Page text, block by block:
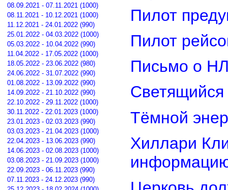
08.09.2021 - 07.11.2021 (1000)
08.11.2021 - 10.12.2021 (1000)
11.12.2021 - 24.01.2022 (990)
25.01.2022 - 04.03.2022 (1000)
05.03.2022 - 10.04.2022 (990)
11.04.2022 - 17.05.2022 (1000)
18.05.2022 - 23.06.2022 (980)
24.06.2022 - 31.07.2022 (990)
01.08.2022 - 13.09.2022 (990)
14.09.2022 - 21.10.2022 (990)
22.10.2022 - 29.11.2022 (1000)
30.11.2022 - 22.01.2023 (1000)
23.01.2023 - 02.03.2023 (990)
03.03.2023 - 21.04.2023 (1000)
22.04.2023 - 13.06.2023 (990)
14.06.2023 - 02.08.2023 (1000)
03.08.2023 - 21.09.2023 (1000)
22.09.2023 - 06.11.2023 (990)
07.11.2023 - 24.12.2023 (990)
Пилот
Пилот
Письмо о
Светящийся
Тёмной
Хиллари